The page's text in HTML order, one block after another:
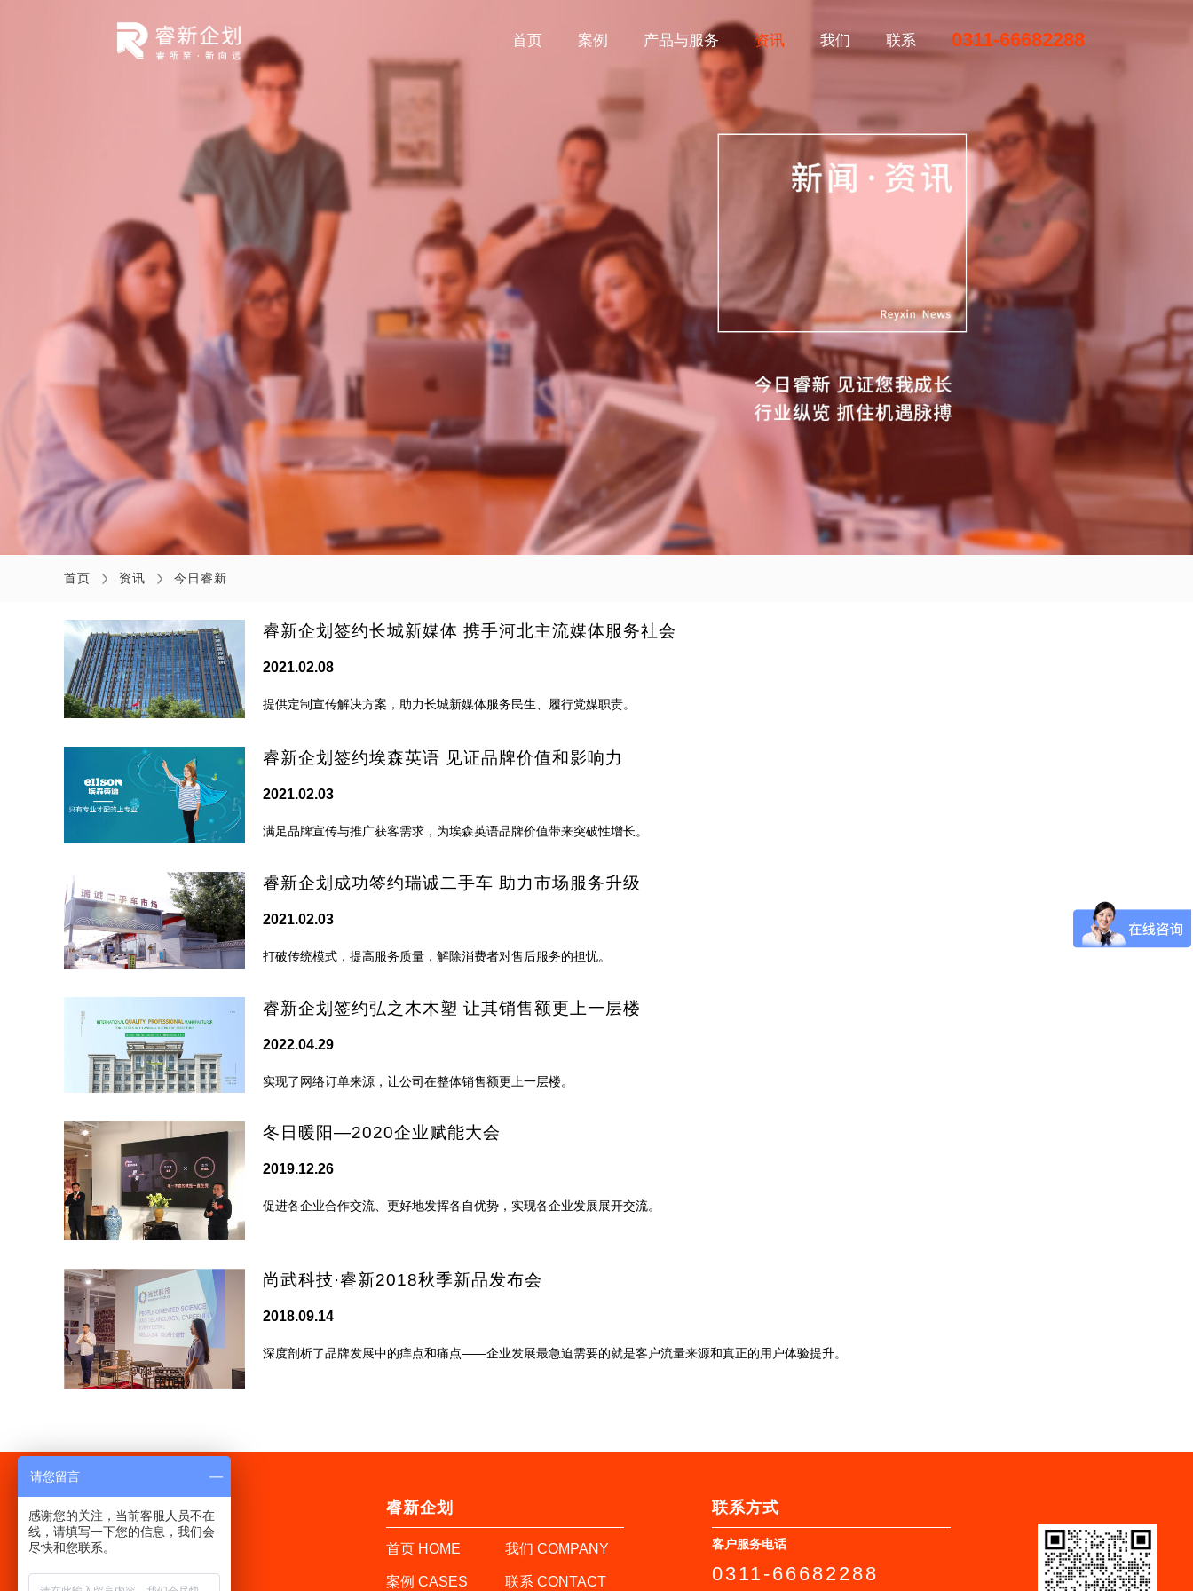
首页 案例 产品与服务 资讯 我们 联系 0311-66682288
首页 资讯 今日睿新
睿新企划签约长城新媒体 携手河北主流媒体服务社会
2021.02.08
提供定制宣传解决方案，助力长城新媒体服务民生、履行党媒职责。
睿新企划签约埃森英语 见证品牌价值和影响力
2021.02.03
满足品牌宣传与推广获客需求，为埃森英语品牌价值带来突破性增长。
睿新企划成功签约瑞诚二手车 助力市场服务升级
2021.02.03
打破传统模式，提高服务质量，解除消费者对售后服务的担忧。
睿新企划签约弘之木木塑 让其销售额更上一层楼
2022.04.29
实现了网络订单来源，让公司在整体销售额更上一层楼。
冬日暖阳—2020企业赋能大会
2019.12.26
促进各企业合作交流、更好地发挥各自优势，实现各企业发展展开交流。
尚武科技·睿新2018秋季新品发布会
2018.09.14
深度剖析了品牌发展中的痒点和痛点——企业发展最急迫需要的就是客户流量来源和真正的用户体验提升。
睿新企划
首页 HOME 我们 COMPANY
案例 CASES 联系 CONTACT
联系方式
客户服务电话
0311-66682288
请您留言
感谢您的关注，当前客服人员不在
线，请填写一下您的信息，我们会
尽快和您联系。